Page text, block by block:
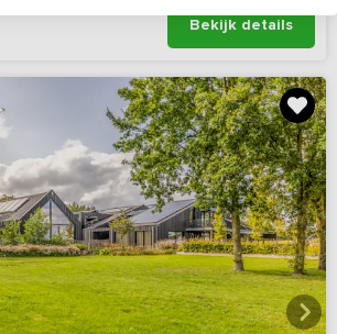
Bekijk details